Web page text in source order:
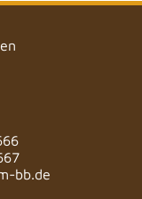
bb.de